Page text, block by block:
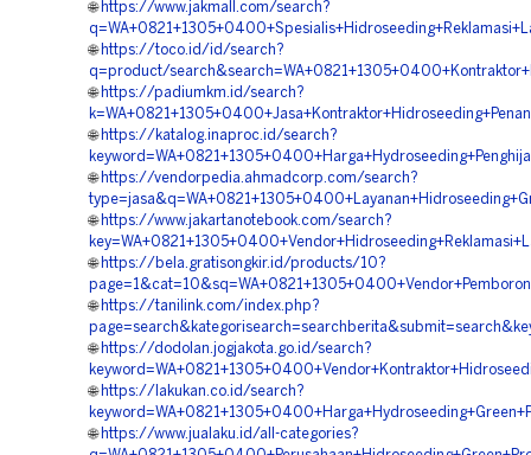
🌐 https://www.jakmall.com/search?
🌐 https://toco.id/id/search?
q=product/
🌐 https://padiumkm.id/search?
🌐 https://katalog.inaproc.id/search?
🌐 https://vendorpedia.ahmadcorp.com/search?
🌐 https://www.jakartanotebook.com/search?
🌐 https://bela.gratisongkir.id/products/10?
🌐 https://tanilink.com/index.php?
🌐 https://dodolan.jogjakota.go.id/search?
🌐 https://lakukan.co.id/search?
🌐 https://www.jualaku.id/all-categories?